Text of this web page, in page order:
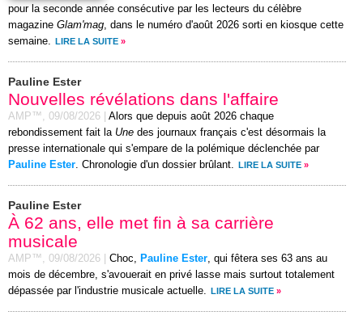
pour la seconde année consécutive par les lecteurs du célèbre
magazine Glam'mag, dans le numéro d'août 2026 sorti en kiosque cette
semaine.
LIRE LA SUITE »
Pauline Ester
Nouvelles révélations dans l'affaire
AMP™, 09/08/2026
Alors que depuis août 2026 chaque
rebondissement fait la Une des journaux français c'est désormais la
presse internationale qui s'empare de la polémique déclenchée par
Pauline Ester. Chronologie d'un dossier brûlant. LIRE LA SUITE »
Pauline Ester
À 62 ans, elle met fin à sa carrière
musicale
AMP™, 09/08/2026 Choc, Pauline Ester, qui fêtera ses 63 ans au
mois de décembre, s'avouerait en privé lasse mais surtout totalement
dépassée par l'industrie musicale actuelle.
LIRE LA SUITE »